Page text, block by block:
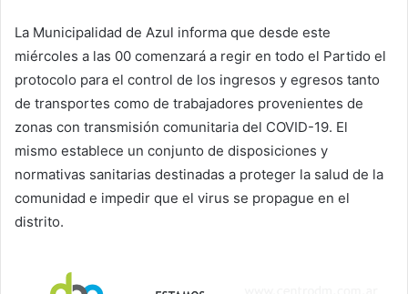
La Municipalidad de Azul informa que desde este
miércoles a las 00 comenzará a regir en todo el Partido el
protocolo para el control de los ingresos y egresos tanto
de transportes como de trabajadores provenientes de
zonas con transmisión comunitaria del COVID-19. El
mismo establece un conjunto de disposiciones y
normativas sanitarias destinadas a proteger la salud de la
comunidad e impedir que el virus se propague en el
distrito.